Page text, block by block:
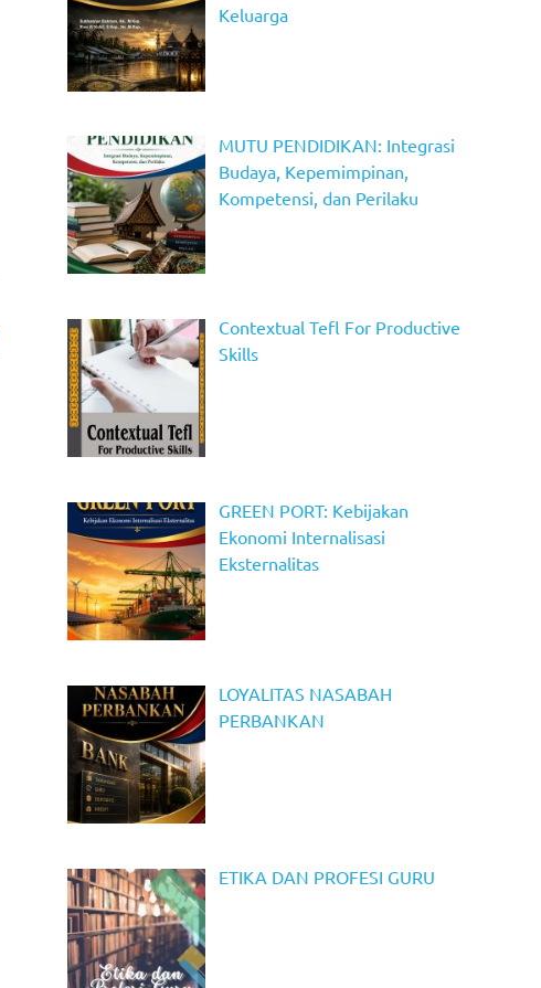
Keluarga
MUTU PENDIDIKAN: Integrasi
Budaya, Kepemimpinan,
Kompetensi, dan Perilaku
Contextual Tefl For Productive
Skills
GREEN PORT: Kebijakan
Ekonomi Internalisasi
Eksternalitas
LOYALITAS NASABAH
PERBANKAN
ETIKA DAN PROFESI GURU